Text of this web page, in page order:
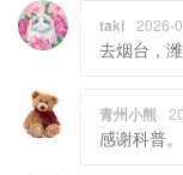
taki 2026-
去烟台，
青州小熊
感谢科普。